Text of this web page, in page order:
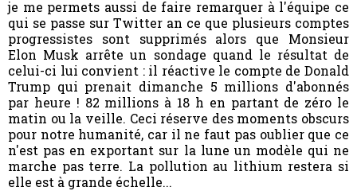
je me permets aussi de faire remarquer à l'équipe ce
qui se passe sur Twitter an ce que plusieurs comptes
progressistes sont supprimés alors que Monsieur
Elon Musk arrête un sondage quand le résultat de
celui-ci lui convient : il réactive le compte de Donald
Trump qui prenait dimanche 5 millions d'abonnés
par heure ! 82 millions à 18 h en partant de zéro le
matin ou la veille. Ceci réserve des moments obscurs
pour notre humanité, car il ne faut pas oublier que ce
n'est pas en exportant sur la lune un modèle qui ne
marche pas terre. La pollution au lithium restera si
elle est à grande échelle...